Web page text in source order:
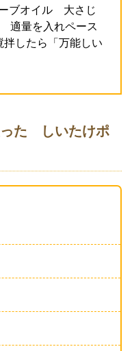
ブオイル 大さじ
量を入れペース
拌したら「万能しい
った しいたけポ